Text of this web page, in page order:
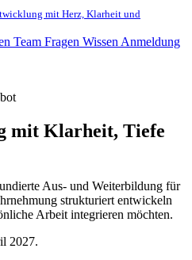
mit Herz, Klarheit und
Team Fragen Wissen Anmeldung
mit Klarheit, Tiefe
Aus- und Weiterbildung für
strukturiert entwickeln
Arbeit integrieren möchten.
2027.